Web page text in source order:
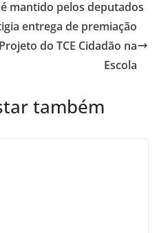
mantido pelos deputados
entrega de premiação
do TCE Cidadão na
Escola
também